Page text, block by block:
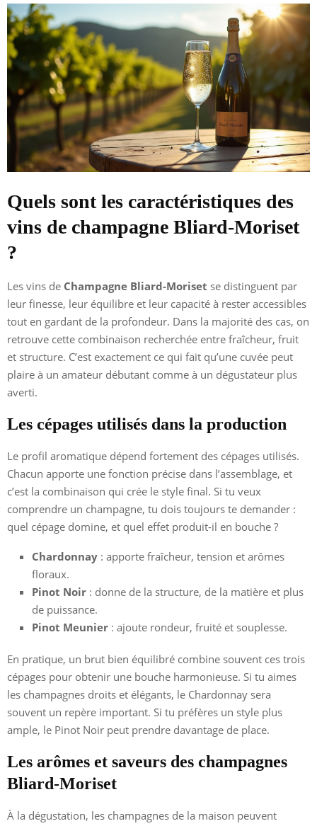
Quels sont les caractéristiques des
vins de champagne Bliard-Moriset
?
Les vins de Champagne Bliard-Moriset se distinguent par
leur finesse, leur équilibre et leur capacité à rester accessibles
tout en gardant de la profondeur. Dans la majorité des cas, on
retrouve cette combinaison recherchée entre fraîcheur, fruit
et structure. C’est exactement ce qui fait qu’une cuvée peut
plaire à un amateur débutant comme à un dégustateur plus
averti.
Les cépages utilisés dans la production
Le profil aromatique dépend fortement des cépages utilisés.
Chacun apporte une fonction précise dans l’assemblage, et
c’est la combinaison qui crée le style final. Si tu veux
comprendre un champagne, tu dois toujours te demander :
quel cépage domine, et quel effet produit-il en bouche ?
Chardonnay : apporte fraîcheur, tension et arômes
floraux.
Pinot Noir : donne de la structure, de la matière et plus
de puissance.
Pinot Meunier : ajoute rondeur, fruité et souplesse.
En pratique, un brut bien équilibré combine souvent ces trois
cépages pour obtenir une bouche harmonieuse. Si tu aimes
les champagnes droits et élégants, le Chardonnay sera
souvent un repère important. Si tu préfères un style plus
ample, le Pinot Noir peut prendre davantage de place.
Les arômes et saveurs des champagnes
Bliard-Moriset
À la dégustation, les champagnes de la maison peuvent